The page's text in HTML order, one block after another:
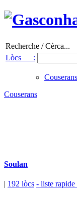
Recherche / Cèrca...
Lòcs :
Couserans
Couserans
Soulan
| 192 lòcs - liste rapide